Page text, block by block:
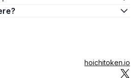
there?
hoichitoken.io